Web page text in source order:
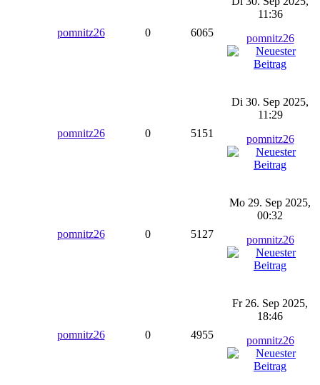
pomnitz26 0 6065
11:36
pomnitz26
pomnitz26 0 5151
Di 30. Sep 2025,
11:29
pomnitz26
pomnitz26 0 5127
Mo 29. Sep 2025,
00:32
pomnitz26
pomnitz26 0 4955
Fr 26. Sep 2025,
18:46
pomnitz26